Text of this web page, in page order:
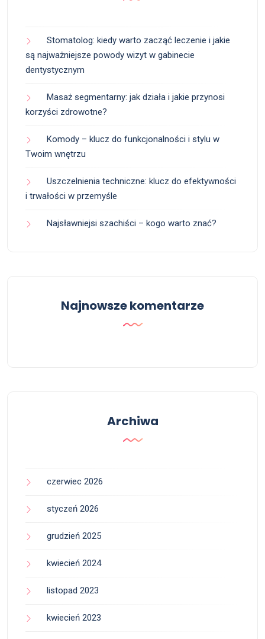
Stomatolog: kiedy warto zacząć leczenie i jakie
są najważniejsze powody wizyt w gabinecie
dentystycznym
Masaż segmentarny: jak działa i jakie przynosi
korzyści zdrowotne?
Komody – klucz do funkcjonalności i stylu w
Twoim wnętrzu
Uszczelnienia techniczne: klucz do efektywności
i trwałości w przemyśle
Najsławniejsi szachiści – kogo warto znać?
Najnowsze komentarze
Archiwa
czerwiec 2026
styczeń 2026
grudzień 2025
kwiecień 2024
listopad 2023
kwiecień 2023